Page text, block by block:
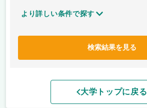
より詳しい条件で探す
検索結果を見る
大学トップに戻る